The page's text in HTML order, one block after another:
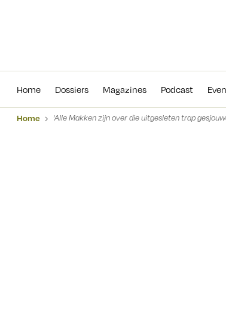
Home Dossiers Magazines Podcast
Home ‘Alle Makken zijn over die uitgesleten trap